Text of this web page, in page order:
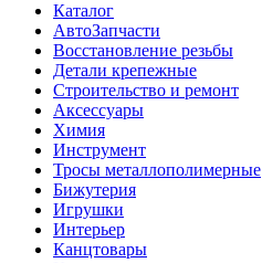
Каталог
АвтоЗапчасти
Восстановление резьбы
Детали крепежные
Строительство и ремонт
Аксессуары
Химия
Инструмент
Тросы металлополимерные
Бижутерия
Игрушки
Интерьер
Канцтовары